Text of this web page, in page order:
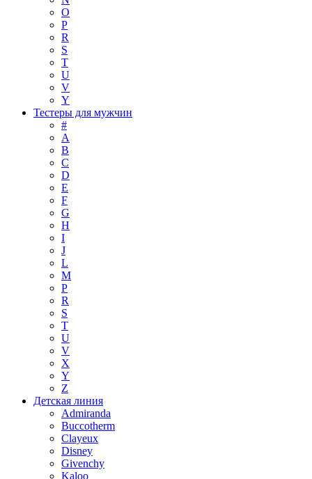
O
P
R
S
T
U
V
Y
Тестеры для мужчин
#
A
B
C
D
E
F
G
H
I
J
L
M
P
R
S
T
U
V
X
Y
Z
Детская линия
Admiranda
Buccotherm
Clayeux
Disney
Givenchy
Kaloo